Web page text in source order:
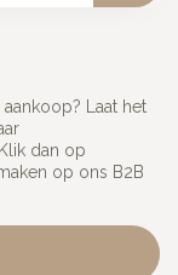
Laat het
dan op
op ons B2B